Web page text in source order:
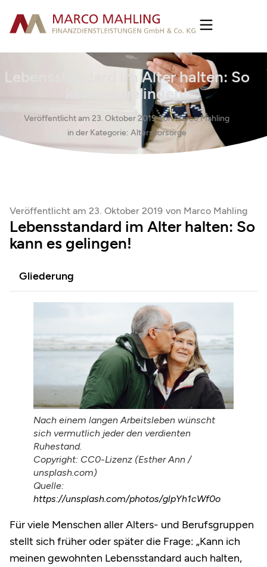
Lebensstandard im Alter halten: So
kann es gelingen!
Veröffentlicht am 23. Oktober 2019 vonMarco Mahling
in der Kategorie: Altersvorsorge
Veröffentlicht am 23. Oktober 2019 von Marco Mahling
Lebensstandard im Alter halten: So
kann es gelingen!
Gliederung
Nach einem langen Arbeitsleben wünscht
sich vermutlich jeder den verdienten
Ruhestand.
Copyright: CC0-Lizenz (Esther Ann /
unsplash.com)
Quelle:
https://unsplash.com/photos/glpYh1cWf0o
Für viele Menschen aller Alters- und Berufsgruppen
stellt sich früher oder später die Frage: „Kann ich
meinen gewohnten Lebensstandard auch halten,